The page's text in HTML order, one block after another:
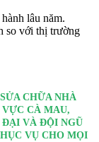
lâu năm.
so với thị trường
CHỮA NHÀ
CÀ MAU,
ĐẠI VÀ ĐỘI NGŨ
VỤ CHO MỌI